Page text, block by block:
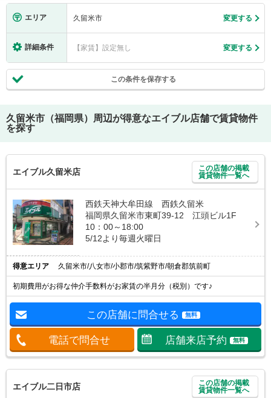
エリア 久留米市 変更する
詳細条件 【家賃】設定無し 変更する
この条件を保存する
久留米市（福岡県）
周辺が得意なエイブル店舗で賃貸物件
を探す
エイブル久留米店
この店舗の掲載
賃貸物件一覧へ
西鉄天神大牟田線 西鉄久留米
福岡県久留米市東町39-12 江頭ビル1F
10：00～18:00
5/12より毎週火曜日
得意エリア 久留米市/八女市/小郡市/筑紫野市/朝倉郡筑前町
初期費用がお得な仲介手数料がお家賃の半月分（税別）です♪
この店舗に問合せる 無料
電話で問合せ 店舗来店予約 無料
エイブル二日市店
この店舗の掲載
賃貸物件一覧へ